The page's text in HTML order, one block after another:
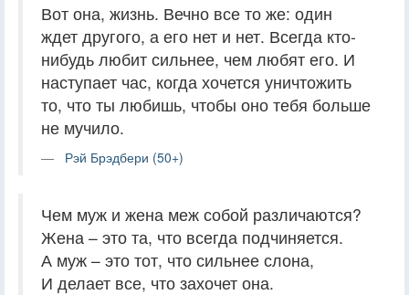
Вот она, жизнь. Вечно все то же: один
ждет другого, а его нет и нет. Всегда кто-
нибудь любит сильнее, чем любят его. И
наступает час, когда хочется уничтожить
то, что ты любишь, чтобы оно тебя больше
не мучило.
Рэй Брэдбери (50+)
Чем муж и жена меж собой различаются?
Жена – это та, что всегда подчиняется.
А муж – это тот, что сильнее слона,
И делает все, что захочет она.